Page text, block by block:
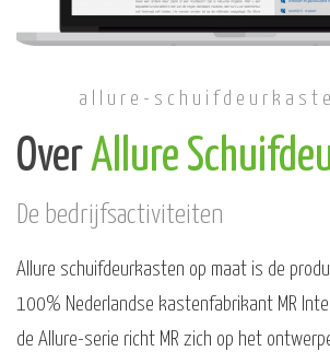
allure-
OverAllure
De bedrijfsactiviteiten
Allure schuifdeurkasten op maat is de
100% Nederlandse kastenfabrikant MR
de Allure-serie richt MR zich op het